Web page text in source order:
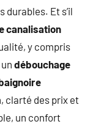
Et s’il
canalisation
y compris
undébouchage
clarté des prix et
un confort